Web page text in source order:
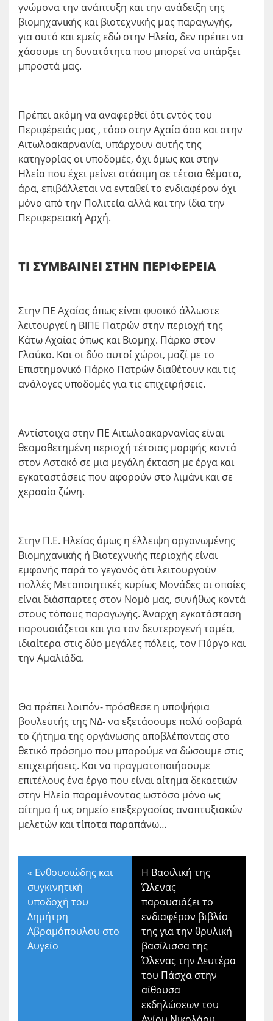
γνώμονα την ανάπτυξη και την ανάδειξη της
βιομηχανικής και βιοτεχνικής μας παραγωγής,
για αυτό και εμείς εδώ στην Ηλεία, δεν πρέπει να
χάσουμε τη δυνατότητα που μπορεί να υπάρξει
μπροστά μας.
Πρέπει ακόμη να αναφερθεί ότι εντός του
Περιφέρειάς μας , τόσο στην Αχαΐα όσο και στην
Αιτωλοακαρνανία, υπάρχουν αυτής της
κατηγορίας οι υποδομές, όχι όμως και στην
Ηλεία που έχει μείνει στάσιμη σε τέτοια θέματα,
άρα, επιβάλλεται να ενταθεί το ενδιαφέρον όχι
μόνο από την Πολιτεία αλλά και την ίδια την
Περιφερειακή Αρχή.
ΤΙ ΣΥΜΒΑΙΝΕΙ ΣΤΗΝ ΠΕΡΙΦΕΡΕΙΑ
Στην ΠΕ Αχαΐας όπως είναι φυσικό άλλωστε
λειτουργεί η ΒΙΠΕ Πατρών στην περιοχή της
Κάτω Αχαΐας όπως και Βιομηχ. Πάρκο στον
Γλαύκο. Και οι δύο αυτοί χώροι, μαζί με το
Επιστημονικό Πάρκο Πατρών διαθέτουν και τις
ανάλογες υποδομές για τις επιχειρήσεις.
Αντίστοιχα στην ΠΕ Αιτωλοακαρνανίας είναι
θεσμοθετημένη περιοχή τέτοιας μορφής κοντά
στον Αστακό σε μια μεγάλη έκταση με έργα και
εγκαταστάσεις που αφορούν στο λιμάνι και σε
χερσαία ζώνη.
Στην Π.Ε. Ηλείας όμως η έλλειψη οργανωμένης
Βιομηχανικής ή Βιοτεχνικής περιοχής είναι
εμφανής παρά το γεγονός ότι λειτουργούν
πολλές Μεταποιητικές κυρίως Μονάδες οι οποίες
είναι διάσπαρτες στον Νομό μας, συνήθως κοντά
στους τόπους παραγωγής. Άναρχη εγκατάσταση
παρουσιάζεται και για τον δευτερογενή τομέα,
ιδιαίτερα στις δύο μεγάλες πόλεις, τον Πύργο και
την Αμαλιάδα.
Θα πρέπει λοιπόν- πρόσθεσε η υποψήφια
βουλευτής της ΝΔ- να εξετάσουμε πολύ σοβαρά
το ζήτημα της οργάνωσης αποβλέποντας στο
θετικό πρόσημο που μπορούμε να δώσουμε στις
επιχειρήσεις. Και να πραγματοποιήσουμε
επιτέλους ένα έργο που είναι αίτημα δεκαετιών
στην Ηλεία παραμένοντας ωστόσο μόνο ως
αίτημα ή ως σημείο επεξεργασίας αναπτυξιακών
μελετών και τίποτα παραπάνω…
« Ενθουσιώδης και
συγκινητική
υποδοχή του
Δημήτρη
Αβραμόπουλου στο
Αυγείο
Η Βασιλική της
Ώλενας
παρουσιάζει το
ενδιαφέρον βιβλίο
της για την θρυλική
βασίλισσα της
Ώλενας την Δευτέρα
του Πάσχα στην
αίθουσα
εκδηλώσεων του